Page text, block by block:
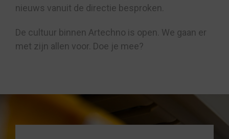
nieuws vanuit de directie besproken.
De cultuur binnen Artechno is open. We gaan er
met zijn allen voor. Doe je mee?